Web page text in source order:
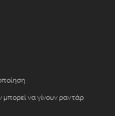
να γίνουν ραντάρ